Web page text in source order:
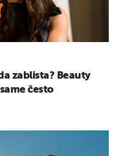
zablista? Beauty
često